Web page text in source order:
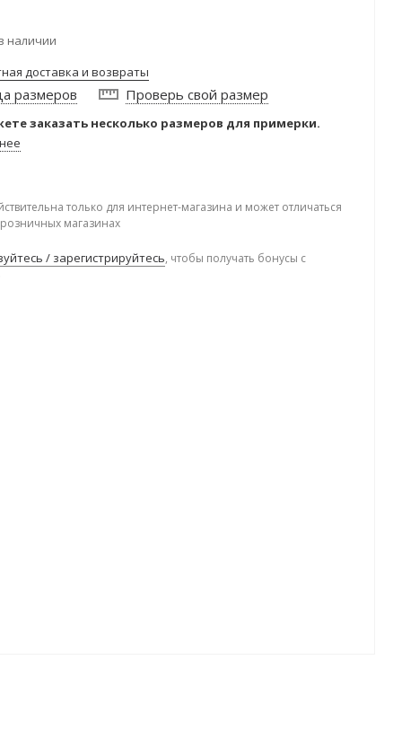
наличии
доставка и возвраты
размеров Проверь свой размер
заказать несколько размеров для примерки.
только для интернет-магазина и может отличаться
розничных магазинах
/ зарегистрируйтесь, чтобы получать бонусы с